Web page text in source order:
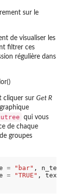
sur le
de visualiser les
filtrer ces
régulière dans
cliquer sur Get R
qui vous
de chaque
groupes
= "bar" ,
= "TRUE" ,